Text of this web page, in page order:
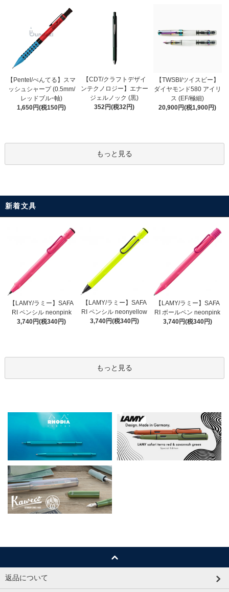
【Pentel/ぺんてる】スマ
ッシュシャープ (0.5mm/
レッドブルｰ軸)
1,650円(税150円)
【CDT/クラフトデザイ
ンテクノロジー】エナー
ジェルノック (黒)
352円(税32円)
【TWSBI/ツイスビー】
ダイヤモンド580 アイリ
ス (EF/極細)
20,900円(税1,900円)
もっと見る
新着文具
【LAMY/ラミー】SAFA
RI ペンシル neonpink
3,740円(税340円)
【LAMY/ラミー】SAFA
RI ペンシル neonyellow
3,740円(税340円)
【LAMY/ラミー】SAFA
RI ボールペン neonpink
3,740円(税340円)
もっと見る
返品について